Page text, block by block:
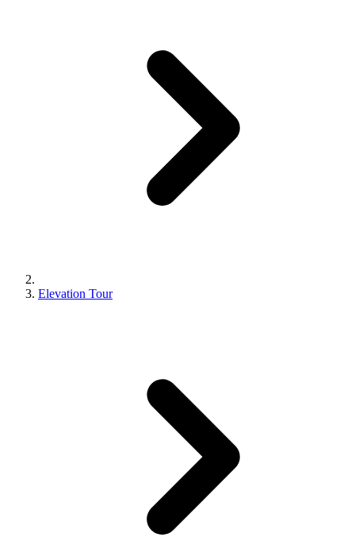
Elevation Tour